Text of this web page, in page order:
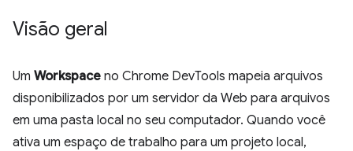
Visão geral
Um Workspace no Chrome DevTools mapeia arquivos
disponibilizados por um servidor da Web para arquivos
em uma pasta local no seu computador. Quando você
ativa um espaço de trabalho para um projeto local,